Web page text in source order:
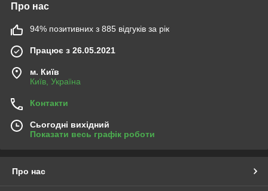
Про нас
94% позитивних з 885 відгуків за рік
Працює з 26.05.2021
м. Київ
Київ, Україна
Контакти
Сьогодні вихідний
Показати весь графік роботи
Про нас